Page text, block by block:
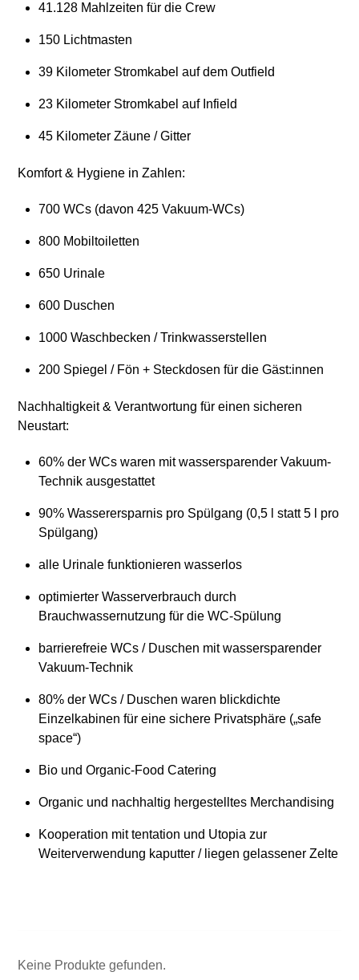
41.128 Mahlzeiten für die Crew
150 Lichtmasten
39 Kilometer Stromkabel auf dem Outfield
23 Kilometer Stromkabel auf Infield
45 Kilometer Zäune / Gitter
Komfort & Hygiene in Zahlen:
700 WCs (davon 425 Vakuum-WCs)
800 Mobiltoiletten
650 Urinale
600 Duschen
1000 Waschbecken / Trinkwasserstellen
200 Spiegel / Fön + Steckdosen für die Gäst:innen
Nachhaltigkeit & Verantwortung für einen sicheren
Neustart:
60% der WCs waren mit wassersparender Vakuum-
Technik ausgestattet
90% Wasserersparnis pro Spülgang (0,5 l statt 5 l pro
Spülgang)
alle Urinale funktionieren wasserlos
optimierter Wasserverbrauch durch
Brauchwassernutzung für die WC-Spülung
barrierefreie WCs / Duschen mit wassersparender
Vakuum-Technik
80% der WCs / Duschen waren blickdichte
Einzelkabinen für eine sichere Privatsphäre („safe
space“)
Bio und Organic-Food Catering
Organic und nachhaltig hergestelltes Merchandising
Kooperation mit tentation und Utopia zur
Weiterverwendung kaputter / liegen gelassener Zelte
Keine Produkte gefunden.